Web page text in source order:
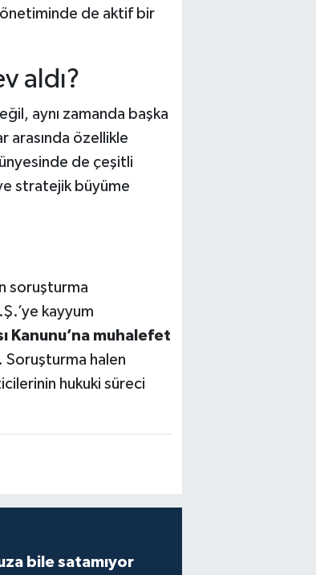
de aktif bir
aldı?
aynı zamanda başka
özellikle
de çeşitli
stratejik büyüme
soruşturma
kayyum
Kanunu’na muhalefet
Soruşturma halen
hukuki süreci
bile satamıyor